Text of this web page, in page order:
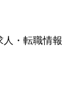
人・転職情報